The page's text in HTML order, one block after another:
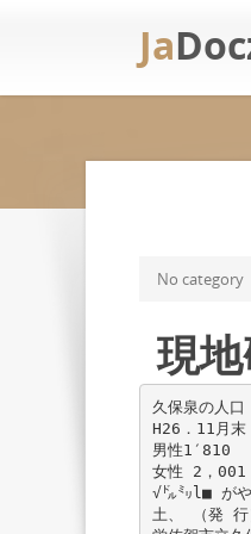
Ja
No category
現
久保泉の人口
H26．11月末
男性1′810
女性 2，001
√㌦㍉l■ がや
土、 （発